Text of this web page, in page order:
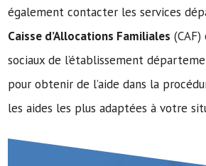
également contacter les services
Caisse d’Allocations Familiales
sociaux de l’établissement
pour obtenir de l’aide dans la
les aides les plus adaptées à votre